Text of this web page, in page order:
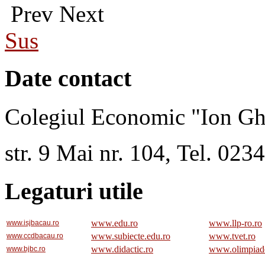
Prev Next
Sus
Date contact
Colegiul Economic "Ion
str. 9 Mai nr. 104, Tel.
Legaturi utile
www.isjbacau.ro www.edu.ro www.llp-ro.ro
www.ccdbacau.ro www.subiecte.edu.ro www.tvet.ro
www.bjbc.ro www.didactic.ro